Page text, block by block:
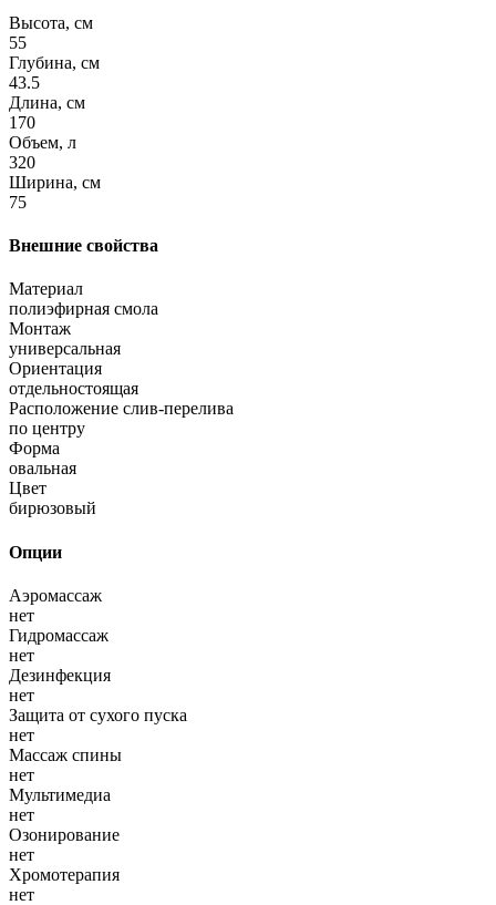
Высота, см
55
Глубина, см
43.5
Длина, см
170
Объем, л
320
Ширина, см
75
Внешние свойства
Материал
полиэфирная смола
Монтаж
универсальная
Ориентация
отдельностоящая
Расположение слив-перелива
по центру
Форма
овальная
Цвет
бирюзовый
Опции
Аэромассаж
нет
Гидромассаж
нет
Дезинфекция
нет
Защита от сухого пуска
нет
Массаж спины
нет
Мультимедиа
нет
Озонирование
нет
Хромотерапия
нет